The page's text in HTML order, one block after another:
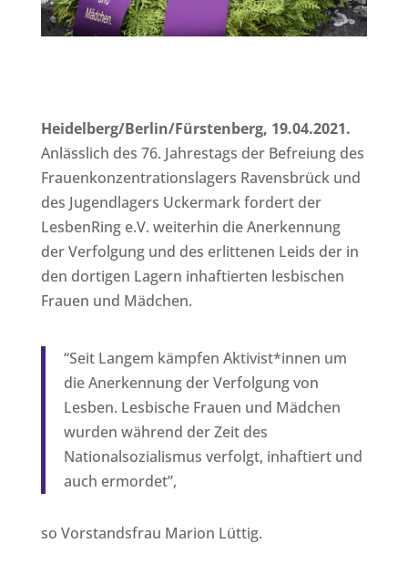
Heidelberg/Berlin/Fürstenberg, 19.04.2021.
Anlässlich des 76. Jahrestags der Befreiung des
Frauenkonzentrationslagers Ravensbrück und
des Jugendlagers Uckermark fordert der
LesbenRing e.V. weiterhin die Anerkennung
der Verfolgung und des erlittenen Leids der in
den dortigen Lagern inhaftierten lesbischen
Frauen und Mädchen.
“Seit Langem kämpfen Aktivist*innen um
die Anerkennung der Verfolgung von
Lesben. Lesbische Frauen und Mädchen
wurden während der Zeit des
Nationalsozialismus verfolgt, inhaftiert und
auch ermordet”,
so Vorstandsfrau Marion Lüttig.